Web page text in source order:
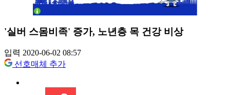
'실버 스몸비족' 증가, 노년층 목 건강 비상
입력 2020-06-02 08:57
선호매체 추가